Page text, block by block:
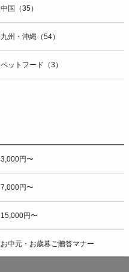
中国（35）
九州・沖縄（54）
ペットフード（3）
3,000円〜
7,000円〜
15,000円〜
お中元・お歳暮ご贈答マナー